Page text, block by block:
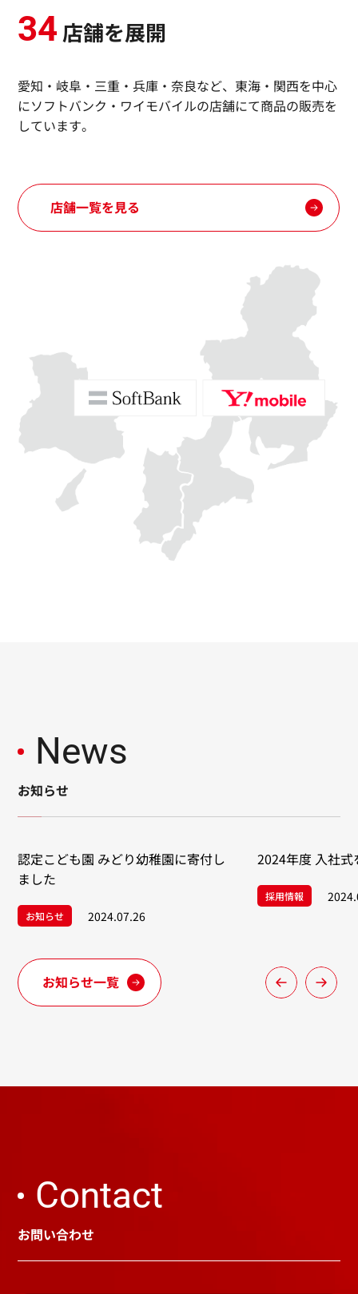
34 店舗を展開
愛知・岐阜・三重・兵庫・奈良など、 東海・関西を中心
にソフトバンク・ワイモバイルの店舗にて商品の販売を
しています。
店舗一覧を見る
News
お知らせ
認定こども園 みどり幼稚園に寄付し
ました
お知らせ 2024.07.26
2024年度 入社
採用情報
お知らせ一覧
Contact
お問い合わせ